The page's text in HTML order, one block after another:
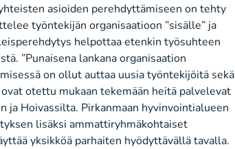
asioiden perehdyttämiseen on tehty
työntekijän organisaatioon ”sisälle” ja
helpottaa etenkin työsuhteen
”Punaisena lankana organisaation
on ollut auttaa uusia työntekijöitä sekä
otettu mukaan tekemään heitä palvelevat
ja Hoivassilta. Pirkanmaan hyvinvointialueen
lisäksi ammattiryhmäkohtaiset
yksikköä parhaiten hyödyttävällä tavalla.